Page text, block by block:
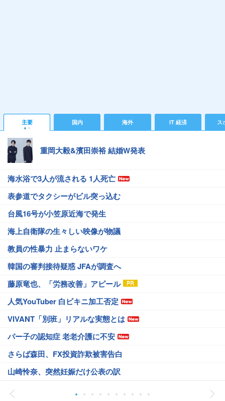
主要 国内 海外 IT 経済 ス
重岡大毅&濱田崇裕 結婚W発表
海水浴で3人が流される 1人死亡
表参道でタクシーがビル突っ込む
台風16号が小笠原近海で発生
海上自衛隊の生々しい映像が物議
教員の性暴力 止まらないワケ
韓国の審判接待疑惑 JFAが調査へ
藤原竜也、「労務改善」アピール
人気YouTuber 白ビキニ加工否定
VIVANT「別班」リアルな実態とは
パー子の認知症 老老介護に不安
さらば森田、FX投資詐欺被害告白
山崎怜奈、突然妊娠だけ公表の訳